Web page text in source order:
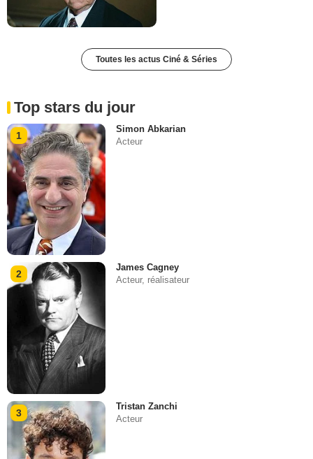
Toutes les actus Ciné & Séries
Top stars du jour
1
Simon Abkarian
Acteur
2
James Cagney
Acteur, réalisateur
3
Tristan Zanchi
Acteur